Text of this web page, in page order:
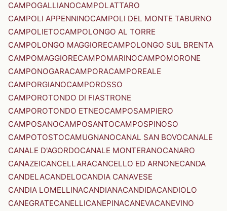
CAMPOGALLIANOCAMPOLATTARO
CAMPOLI APPENNINOCAMPOLI DEL MONTE TABURNO
CAMPOLIETOCAMPOLONGO AL TORRE
CAMPOLONGO MAGGIORECAMPOLONGO SUL BRENTA
CAMPOMAGGIORECAMPOMARINOCAMPOMORONE
CAMPONOGARACAMPORACAMPOREALE
CAMPORGIANOCAMPOROSSO
CAMPOROTONDO DI FIASTRONE
CAMPOROTONDO ETNEOCAMPOSAMPIERO
CAMPOSANOCAMPOSANTOCAMPOSPINOSO
CAMPOTOSTOCAMUGNANOCANAL SAN BOVOCANALE
CANALE D'AGORDOCANALE MONTERANOCANARO
CANAZEICANCELLARACANCELLO ED ARNONECANDA
CANDELACANDELOCANDIA CANAVESE
CANDIA LOMELLINACANDIANACANDIDACANDIOLO
CANEGRATECANELLICANEPINACANEVACANEVINO